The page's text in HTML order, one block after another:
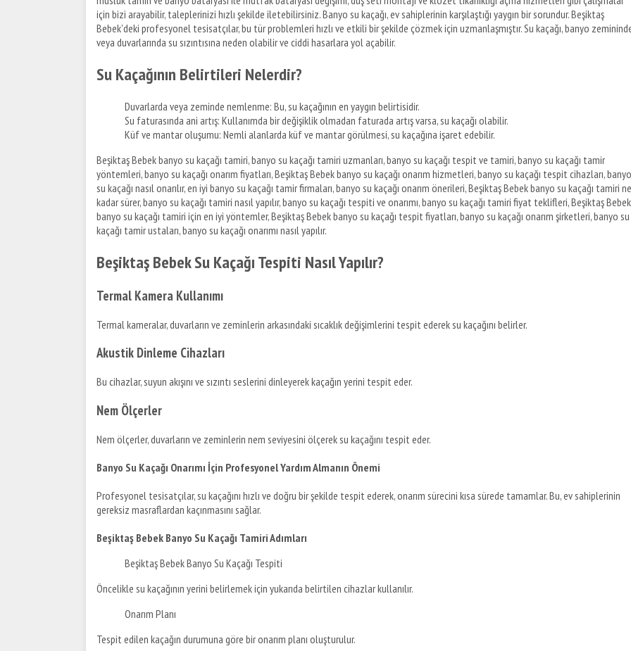
için bizi arayabilir, taleplerinizi hızlı şekilde iletebilirsiniz. Banyo su kaçağı, ev sahiplerinin karşılaştığı yaygın bir sorundur. Beşiktaş
Bebek'deki profesyonel tesisatçılar, bu tür problemleri hızlı ve etkili bir şekilde çözmek için uzmanlaşmıştır. Su kaçağı, banyo
veya duvarlarında su sızıntısına neden olabilir ve ciddi hasarlara yol açabilir.
Su Kaçağının Belirtileri Nelerdir?
Duvarlarda veya zeminde nemlenme: Bu, su kaçağının en yaygın belirtisidir.
Su faturasında ani artış: Kullanımda bir değişiklik olmadan faturada artış varsa, su kaçağı olabilir.
Küf ve mantar oluşumu: Nemli alanlarda küf ve mantar görülmesi, su kaçağına işaret edebilir.
Beşiktaş Bebek banyo su kaçağı tamiri, banyo su kaçağı tamiri uzmanları, banyo su kaçağı tespit ve tamiri, banyo su kaçağı tamir
yöntemleri, banyo su kaçağı onarım fiyatları, Beşiktaş Bebek banyo su kaçağı onarım hizmetleri, banyo su kaçağı tespit cihazları, banyo
su kaçağı nasıl onarılır, en iyi banyo su kaçağı tamir firmaları, banyo su kaçağı onarım önerileri, Beşiktaş Bebek banyo su kaçağı tamiri ne
kadar sürer, banyo su kaçağı tamiri nasıl yapılır, banyo su kaçağı tespiti ve onarımı, banyo su kaçağı tamiri fiyat teklifleri, Beşiktaş Bebek
banyo su kaçağı tamiri için en iyi yöntemler, Beşiktaş Bebek banyo su kaçağı tespit fiyatları, banyo su kaçağı onarım şirketleri, banyo su
kaçağı tamir ustaları, banyo su kaçağı onarımı nasıl yapılır.
Beşiktaş Bebek Su Kaçağı Tespiti Nasıl Yapılır?
Termal Kamera Kullanımı
Termal kameralar, duvarların ve zeminlerin arkasındaki sıcaklık değişimlerini tespit ederek su kaçağını belirler.
Akustik Dinleme Cihazları
Bu cihazlar, suyun akışını ve sızıntı seslerini dinleyerek kaçağın yerini tespit eder.
Nem Ölçerler
Nem ölçerler, duvarların ve zeminlerin nem seviyesini ölçerek su kaçağını tespit eder.
Banyo Su Kaçağı Onarımı İçin Profesyonel Yardım Almanın Önemi
Profesyonel tesisatçılar, su kaçağını hızlı ve doğru bir şekilde tespit ederek, onarım sürecini kısa sürede tamamlar. Bu, ev sahiplerinin
gereksiz masraflardan kaçınmasını sağlar.
Beşiktaş Bebek Banyo Su Kaçağı Tamiri Adımları
Beşiktaş Bebek Banyo Su Kaçağı Tespiti
Öncelikle su kaçağının yerini belirlemek için yukarıda belirtilen cihazlar kullanılır.
Onarım Planı
Tespit edilen kaçağın durumuna göre bir onarım planı oluşturulur.